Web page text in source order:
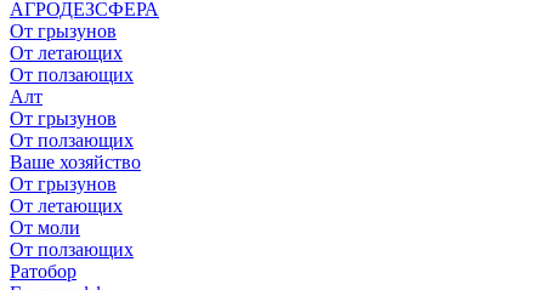
АГРОДЕЗСФЕРА
От грызунов
От летающих
От ползающих
Алт
От грызунов
От ползающих
Ваше хозяйство
От грызунов
От летающих
От моли
От ползающих
Ратобор